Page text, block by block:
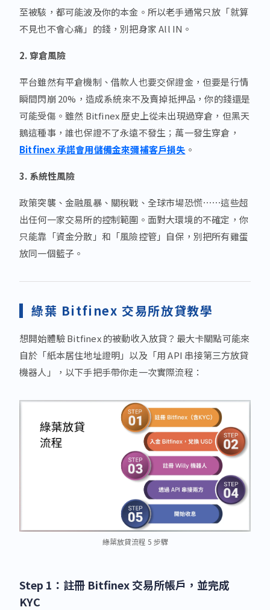
至被駭，都可能波及你的本金。所以老手通常只放「就算
不見也不會心痛」的錢，別把身家 All IN。
2. 穿倉風險
平台雖然有平倉機制、借款人也要交保證金，但要是行情
瞬間閃崩 20%，造成系統來不及賣掉抵押品，你的錢還是
可能受傷。雖然 Bitfinex 歷史上從未出現過穿倉，但黑天
鵝這種事，誰也保證不了永遠不發生；萬一發生穿倉，
Bitfinex 承諾會用儲備金來彌補客戶損失 。
3. 系統性風險
政策突襲、金融風暴、關稅戰、全球市場恐慌⋯⋯這些超
出任何一家交易所的控制範圍。面對大環境的不確定，你
只能靠「資金分散」和「風險控管」自保，別把所有雞蛋
放同一個籃子。
綠葉 Bitfinex 交易所放貸教學
想開始體驗 Bitfinex 的被動收入放貸？最大卡關點可能來
自於「紙本居住地址證明」以及「用 API 串接第三方放貸
機器人」，以下手把手帶你走一次實際流程：
綠葉放貸流程 5 步驟
Step 1：註冊 Bitfinex 交易所帳戶，並完成
KYC